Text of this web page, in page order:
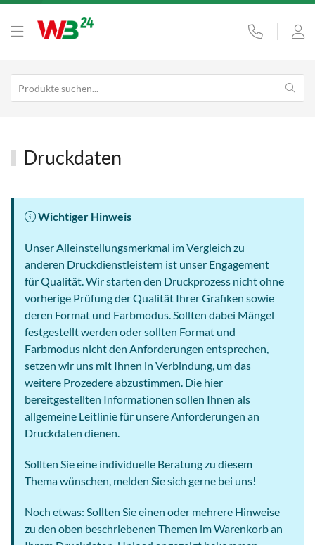
Druckdaten
Wichtiger Hinweis
Unser Alleinstellungsmerkmal im Vergleich zu
anderen Druckdienstleistern ist unser Engagement
für Qualität. Wir starten den Druckprozess nicht ohne
vorherige Prüfung der Qualität Ihrer Grafiken sowie
deren Format und Farbmodus. Sollten dabei Mängel
festgestellt werden oder sollten Format und
Farbmodus nicht den Anforderungen entsprechen,
setzen wir uns mit Ihnen in Verbindung, um das
weitere Prozedere abzustimmen. Die hier
bereitgestellten Informationen sollen Ihnen als
allgemeine Leitlinie für unsere Anforderungen an
Druckdaten dienen.
Sollten Sie eine individuelle Beratung zu diesem
Thema wünschen, melden Sie sich gerne bei uns!
Noch etwas: Sollten Sie einen oder mehrere Hinweise
zu den oben beschriebenen Themen im Warenkorb an